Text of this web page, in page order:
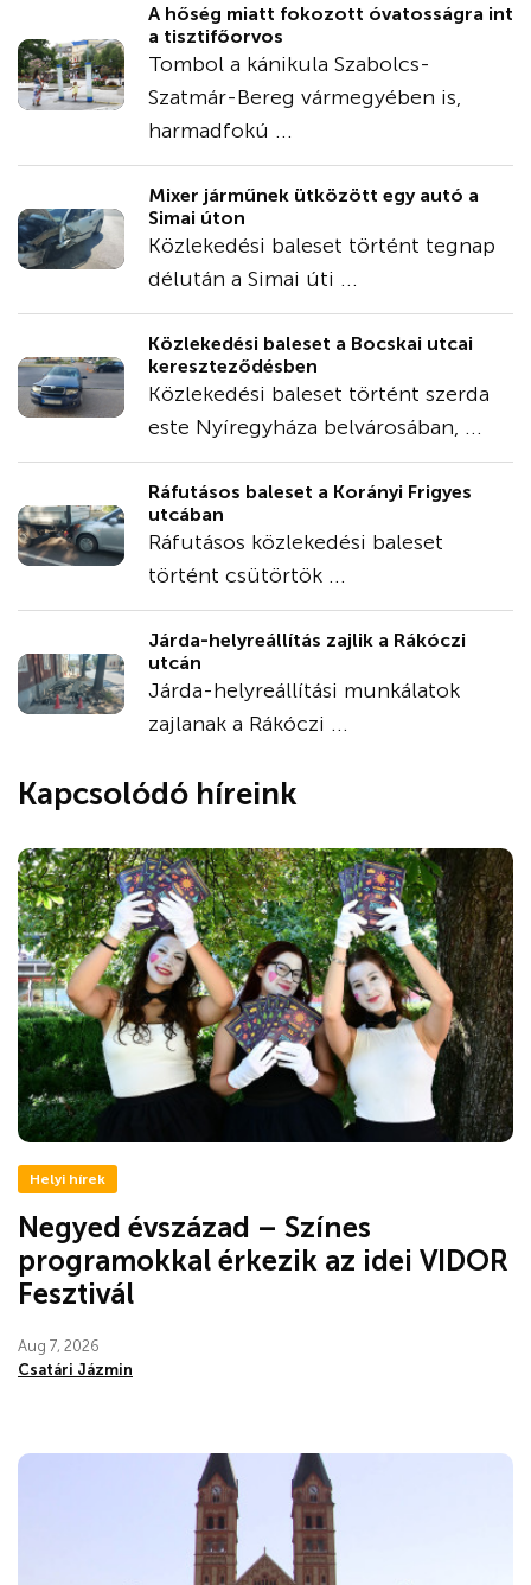
A hőség miatt fokozott óvatosságra int
a tisztifőorvos
Tombol a kánikula Szabolcs-
Szatmár-Bereg vármegyében is,
harmadfokú ...
Mixer járműnek ütközött egy autó a
Simai úton
Közlekedési baleset történt tegnap
délután a Simai úti ...
Közlekedési baleset a Bocskai utcai
kereszteződésben
Közlekedési baleset történt szerda
este Nyíregyháza belvárosában, ...
Ráfutásos baleset a Korányi Frigyes
utcában
Ráfutásos közlekedési baleset
történt csütörtök ...
Járda-helyreállítás zajlik a Rákóczi
utcán
Járda-helyreállítási munkálatok
zajlanak a Rákóczi ...
Kapcsolódó híreink
Helyi hírek
Negyed évszázad – Színes
programokkal érkezik az idei VIDOR
Fesztivál
Aug 7, 2026
Csatári Jázmin